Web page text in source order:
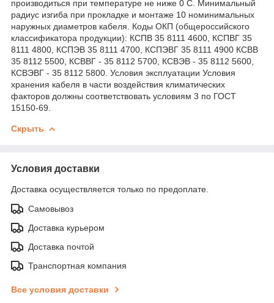
производиться при температуре не ниже 0 С. Минимальный
радиус изгиба при прокладке и монтаже 10 номинимальных
наружных диаметров кабеля. Коды ОКП (общероссийского
классификатора продукции): КСПВ 35 8111 4600, КСПВГ 35
8111 4800, КСПЭВ 35 8111 4700, КСПЭВГ 35 8111 4900 КСВВ
35 8112 5500, КСВВГ - 35 8112 5700, КСВЭВ - 35 8112 5600,
КСВЭВГ - 35 8112 5800. Условия эксплуатации Условия
хранения кабеля в части воздействия климатических
факторов должны соответствовать условиям 3 по ГОСТ
15150-69.
Скрыть
Условия доставки
Доставка осуществляется только по предоплате.
Самовывоз
Доставка курьером
Доставка почтой
Транспортная компания
Все условия доставки